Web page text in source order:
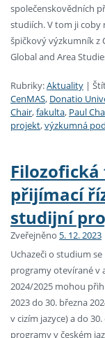
společenskovědních
studiích. V tom ji
špičkový výzkumník z
Global and Area
Rubriky:Aktuality |
CenMAS, Donatio
Chair,fakulta, Paul
projekt,výzkumná
přijímací
studijní
Zveřejněno 5. 12. 2023
Uchazeči o studium
programy otevírané v
2024/2025 mohou
2023 do 30. března
v cizím jazyce) a do
programy v českém